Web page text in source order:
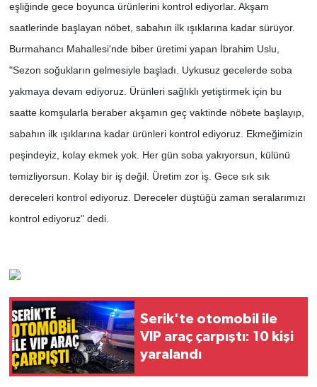
eşliğinde gece boyunca ürünlerini kontrol ediyorlar. Akşam
saatlerinde başlayan nöbet, sabahın ilk ışıklarına kadar sürüyor.
Burmahancı Mahallesi'nde biber üretimi yapan İbrahim Uslu,
"Sezon soğukların gelmesiyle başladı. Uykusuz gecelerde soba
yakmaya devam ediyoruz. Ürünleri sağlıklı yetiştirmek için bu
saatte komşularla beraber akşamın geç vaktinde nöbete başlayıp,
sabahın ilk ışıklarına kadar ürünleri kontrol ediyoruz. Ekmeğimizin
peşindeyiz, kolay ekmek yok. Her gün soba yakıyorsun, külünü
temizliyorsun. Kolay bir iş değil. Üretim zor iş. Gece sık sık
dereceleri kontrol ediyoruz. Dereceler düştüğü zaman seralarımızı
kontrol ediyoruz" dedi.
Serik'te otomobil ile
VIP araç çarpıştı: 10 kişi
yaralandı